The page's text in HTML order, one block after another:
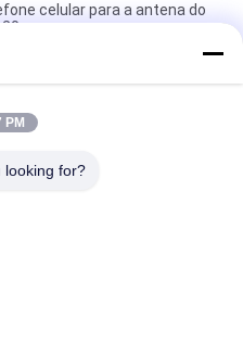
celular para a antena do
20m
sinal de 800mW 30dBm
do sinal 150mA que
PM
looking for?